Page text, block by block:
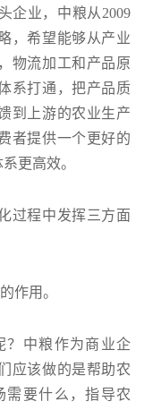
业，中粮从2009
，希望能够从产业
物流加工和产品原
系打通，把产品质
到上游的农业生产
者提供一个更好的
更高效。
程中发挥三方面
作用。
中粮作为商业企
应该做的是帮助农
需要什么，指导农